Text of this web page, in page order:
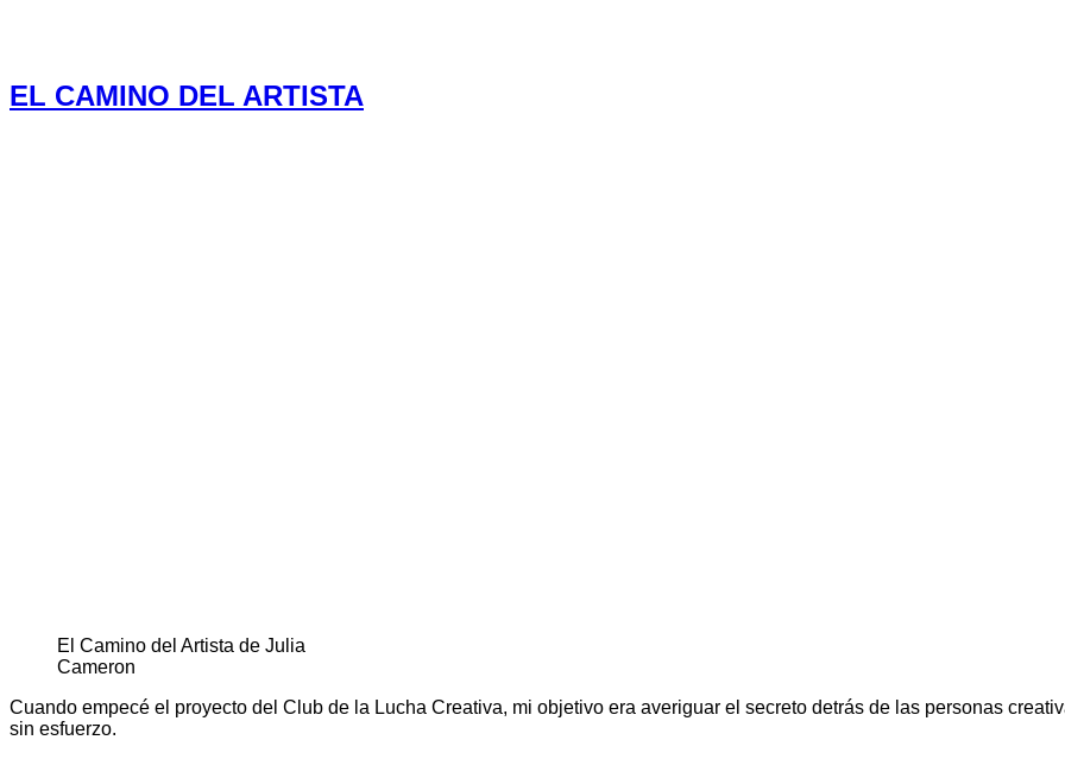
EL CAMINO DEL ARTISTA
El Camino del Artista de Julia
Cameron
Cuando empecé el proyecto del Club de la Lucha Creativa, mi objetivo era averiguar el secreto detrás de las personas
sin esfuerzo.